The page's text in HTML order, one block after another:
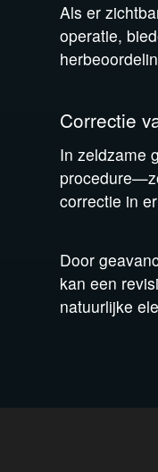
Als er
operatie,
Correctie
In zeldzame
correctie in
Door
kan een
natuurlijke